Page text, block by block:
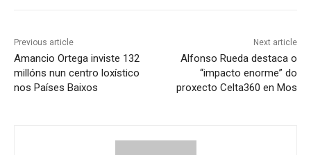
Previous article
Amancio Ortega inviste 132
millóns nun centro loxístico
nos Países Baixos
Next article
Alfonso Rueda destaca o
“impacto enorme” do
proxecto Celta360 en Mos